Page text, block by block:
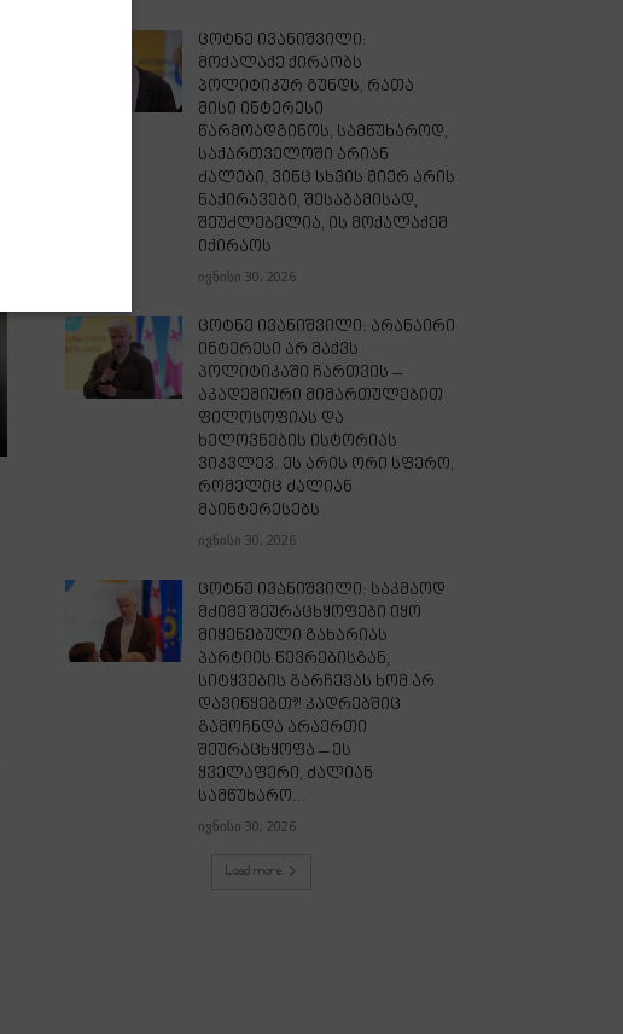
ცოტნე ივანიშვილი:
მოქალაქე ქირაობს
პოლიტიკურ გუნდს, რათა
მისი ინტერესი
წარმოადგინოს, სამწუხაროდ,
საქართველოში არიან
ძალები, ვინც სხვის მიერ არის
ნაქირავები, შესაბამისად,
შეუძლებელია, ის მოქალაქემ
იქირაოს
ივნისი 30, 2026
ცოტნე ივანიშვილი: არანაირი
ინტერესი არ მაქვს
პოლიტიკაში ჩართვის –
აკადემიური მიმართულებით
ფილოსოფიას და
ხელოვნების ისტორიას
ვიკვლევ. ეს არის ორი სფერო,
რომელიც ძალიან
მაინტერესებს
ივნისი 30, 2026
ცოტნე ივანიშვილი: საკმაოდ
მძიმე შეურაცხყოფები იყო
მიყენებული გახარიას
პარტიის წევრებისგან,
სიტყვების გარჩევას ხომ არ
დავიწყებთ?! კადრებშიც
გამოჩნდა არაერთი
შეურაცხყოფა – ეს
ყველაფერი, ძალიან
სამწუხარო...
ივნისი 30, 2026
Load more